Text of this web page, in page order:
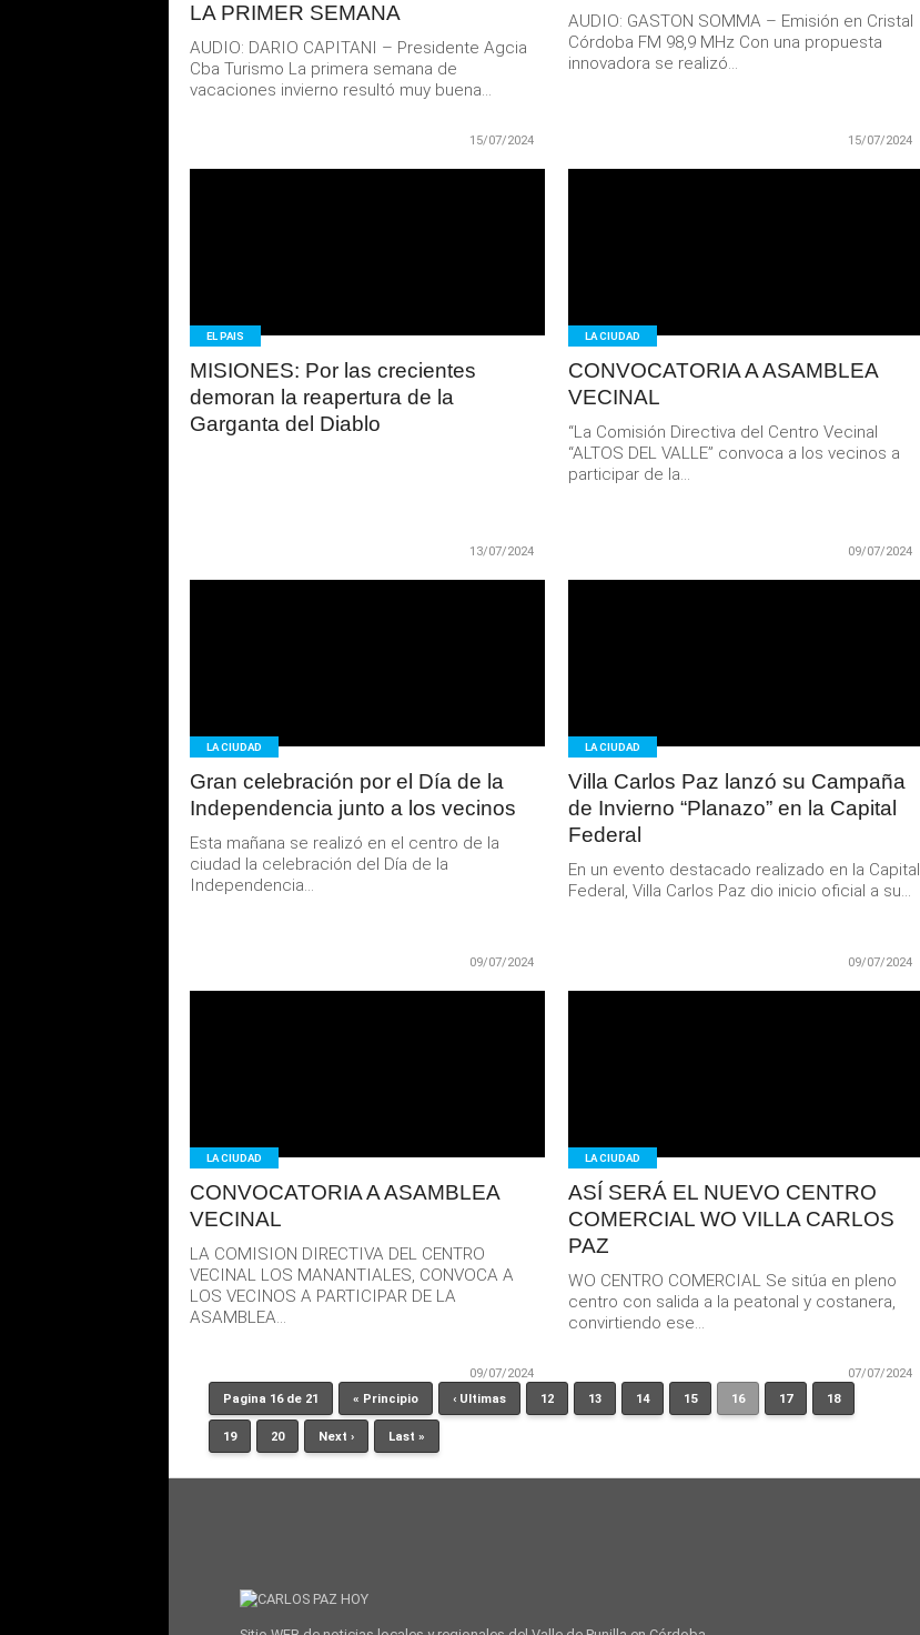
LA PRIMER SEMANA
AUDIO: DARIO CAPITANI – Presidente Agcia
Cba Turismo La primera semana de
vacaciones invierno resultó muy buena...
15/07/2024
AUDIO: GASTON SOMMA – Emisión en Cristal
Córdoba FM 98,9 MHz Con una propuesta
innovadora se realizó...
15/07/2024
EL PAIS
MISIONES: Por las crecientes
demoran la reapertura de la
Garganta del Diablo
13/07/2024
LA CIUDAD
CONVOCATORIA A ASAMBLEA
VECINAL
“La Comisión Directiva del Centro Vecinal
“ALTOS DEL VALLE” convoca a los vecinos a
participar de la...
09/07/2024
LA CIUDAD
Gran celebración por el Día de la
Independencia junto a los vecinos
Esta mañana se realizó en el centro de la
ciudad la celebración del Día de la
Independencia...
09/07/2024
LA CIUDAD
Villa Carlos Paz lanzó su Campaña
de Invierno “Planazo” en la Capital
Federal
En un evento destacado realizado en la Capital
Federal, Villa Carlos Paz dio inicio oficial a su...
09/07/2024
LA CIUDAD
CONVOCATORIA A ASAMBLEA
VECINAL
LA COMISION DIRECTIVA DEL CENTRO
VECINAL LOS MANANTIALES, CONVOCA A
LOS VECINOS A PARTICIPAR DE LA
ASAMBLEA...
09/07/2024
LA CIUDAD
ASÍ SERÁ EL NUEVO CENTRO
COMERCIAL WO VILLA CARLOS
PAZ
WO CENTRO COMERCIAL Se sitúa en pleno
centro con salida a la peatonal y costanera,
convirtiendo ese...
07/07/2024
Pagina 16 de 21
« Principio ‹ Ultimas 12 13 14 15 16 17 18
19 20 Next › Last »